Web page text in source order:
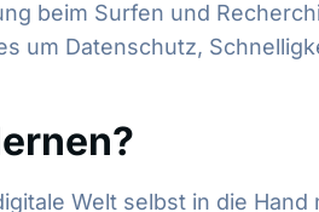
beim Surfen und
um Datenschutz,
Welt selbst in die